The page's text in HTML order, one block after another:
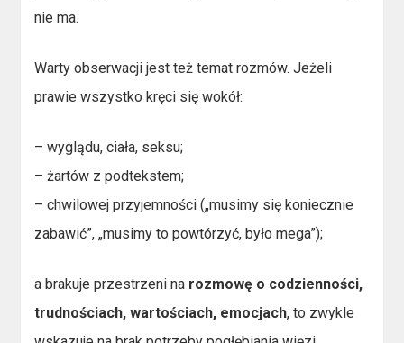
nie ma.
Warty obserwacji jest też temat rozmów. Jeżeli
prawie wszystko kręci się wokół:
– wyglądu, ciała, seksu;
– żartów z podtekstem;
– chwilowej przyjemności („musimy się koniecznie
zabawić”, „musimy to powtórzyć, było mega”);
a brakuje przestrzeni na rozmowę o codzienności,
trudnościach, wartościach, emocjach, to zwykle